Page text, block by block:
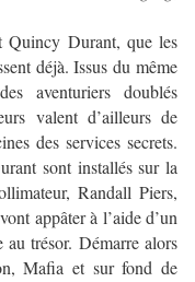
Durant, que les
déjà. Issus du même
aventuriers doublés
valent d’ailleurs de
des services secrets.
sont installés sur la
Randall Piers,
appâter à l’aide d’un
trésor. Démarre alors
Mafia et sur fond de